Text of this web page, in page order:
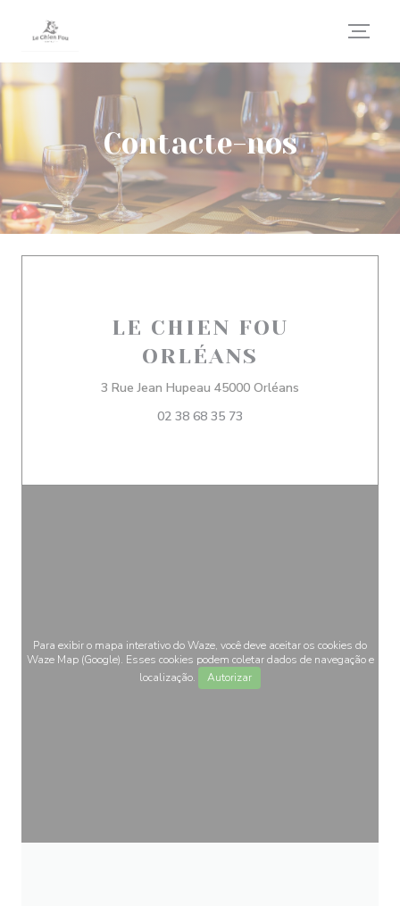
Contacte-nos
LE CHIEN FOU
ORLÉANS
3 Rue Jean Hupeau 45000 Orléans
02 38 68 35 73
Para exibir o mapa interativo do Waze, você deve aceitar os cookies do
Waze Map (Google). Esses cookies podem coletar dados de navegação e
localização.
Autorizar